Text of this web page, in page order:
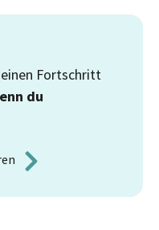
Fortschritt
du